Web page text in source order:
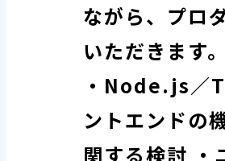
ながら、プロ
いただきます
・Node.js／
ントエンドの
関する検討 ・